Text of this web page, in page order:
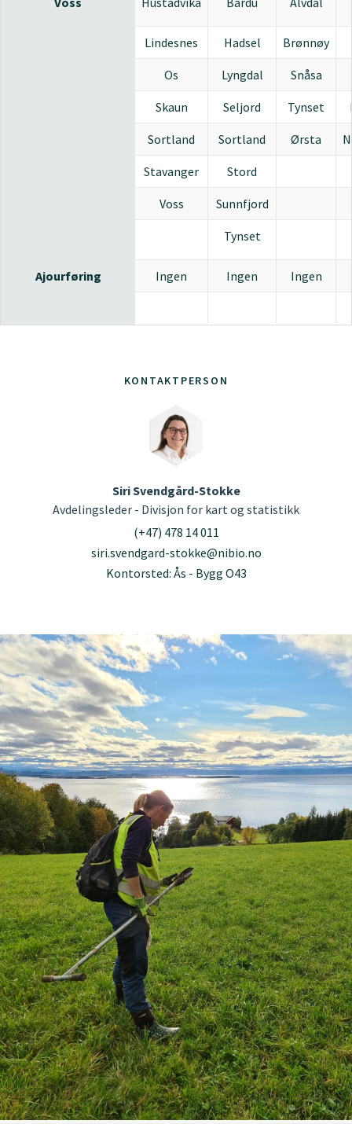
KONTAKTPERSON
Siri Svendgård-Stokke
Avdelingsleder - Divisjon for kart og statistikk
(+47) 478 14 011
siri.svendgard-stokke@nibio.no
Kontorsted: Ås - Bygg O43
Lindesnes Hadsel Brønnøy
Os Lyngdal Snåsa
Skaun Seljord Tynset
Sortland Sortland Ørsta
Stavanger Stord
Voss Sunnfjord
Tynset
Ajourføring Ingen Ingen Ingen